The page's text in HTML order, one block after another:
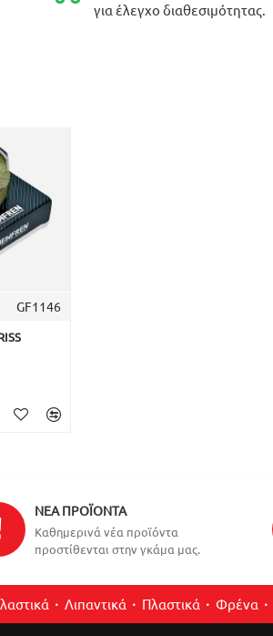
για έλεγχο διαθεσιμότητας.
GF1146
ΝΈΑ ΠΡΟΪΌΝΤΑ
Καθημερινά νέα προϊόντα
προστίθενται στην γκάμα μας.
Λιπαντικά Πλαστικά Φρένα